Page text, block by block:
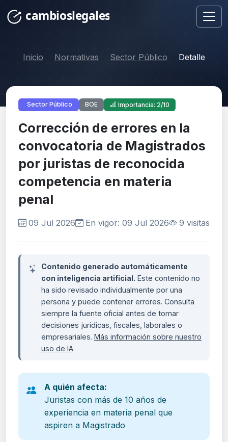
Inicio Normativas Sector Público Detalle
Sector Público BOE Importancia: 2/10
Corrección de errores en la
convocatoria de Magistrados
por juristas de reconocida
competencia en materia
penal
09 Jul 2026 En vigor: 09 Jul 2026 9 visitas
Contenido generado automáticamente
con inteligencia artificial. Este contenido no
ha sido revisado individualmente por una
persona y puede contener errores. Consulta
siempre la fuente oficial antes de tomar
decisiones jurídicas, fiscales, laborales o
empresariales. Más información sobre nuestro
uso de IA
A quién afecta:
Juristas con más de 10 años de
experiencia en materia penal que
aspiren a Magistrado